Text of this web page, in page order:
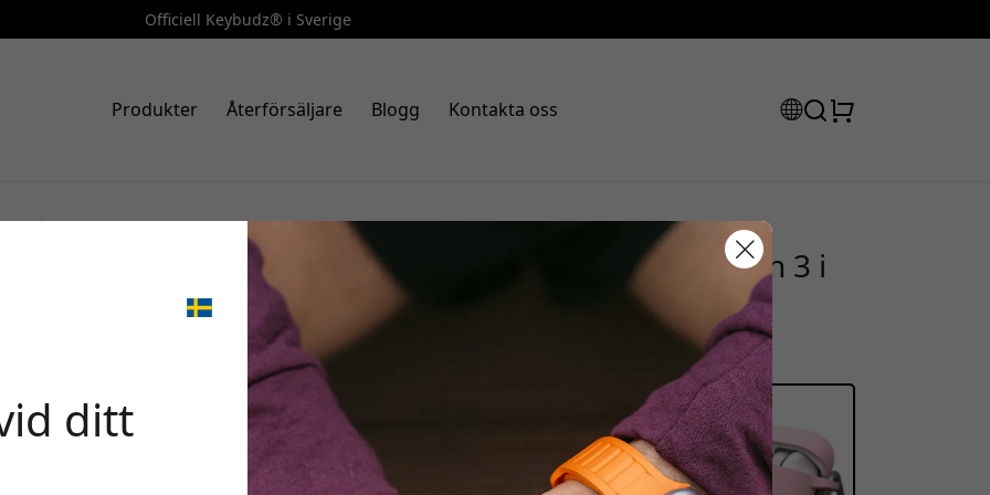
Officiell Keybudz® i Sverige
Produkter Återförsäljare Blogg Kontakta oss
Art.nr.: APP3_S8_BPK
KeyBudz Elevate Series fodral för AirPods Pro Gen 3 i
silikon med karbinhake och dammskydd och
nyckelband - Blush Pink
ditt
🎉 Din rabattkod:
Använd denna kod i kassan för att få 15% rabatt.